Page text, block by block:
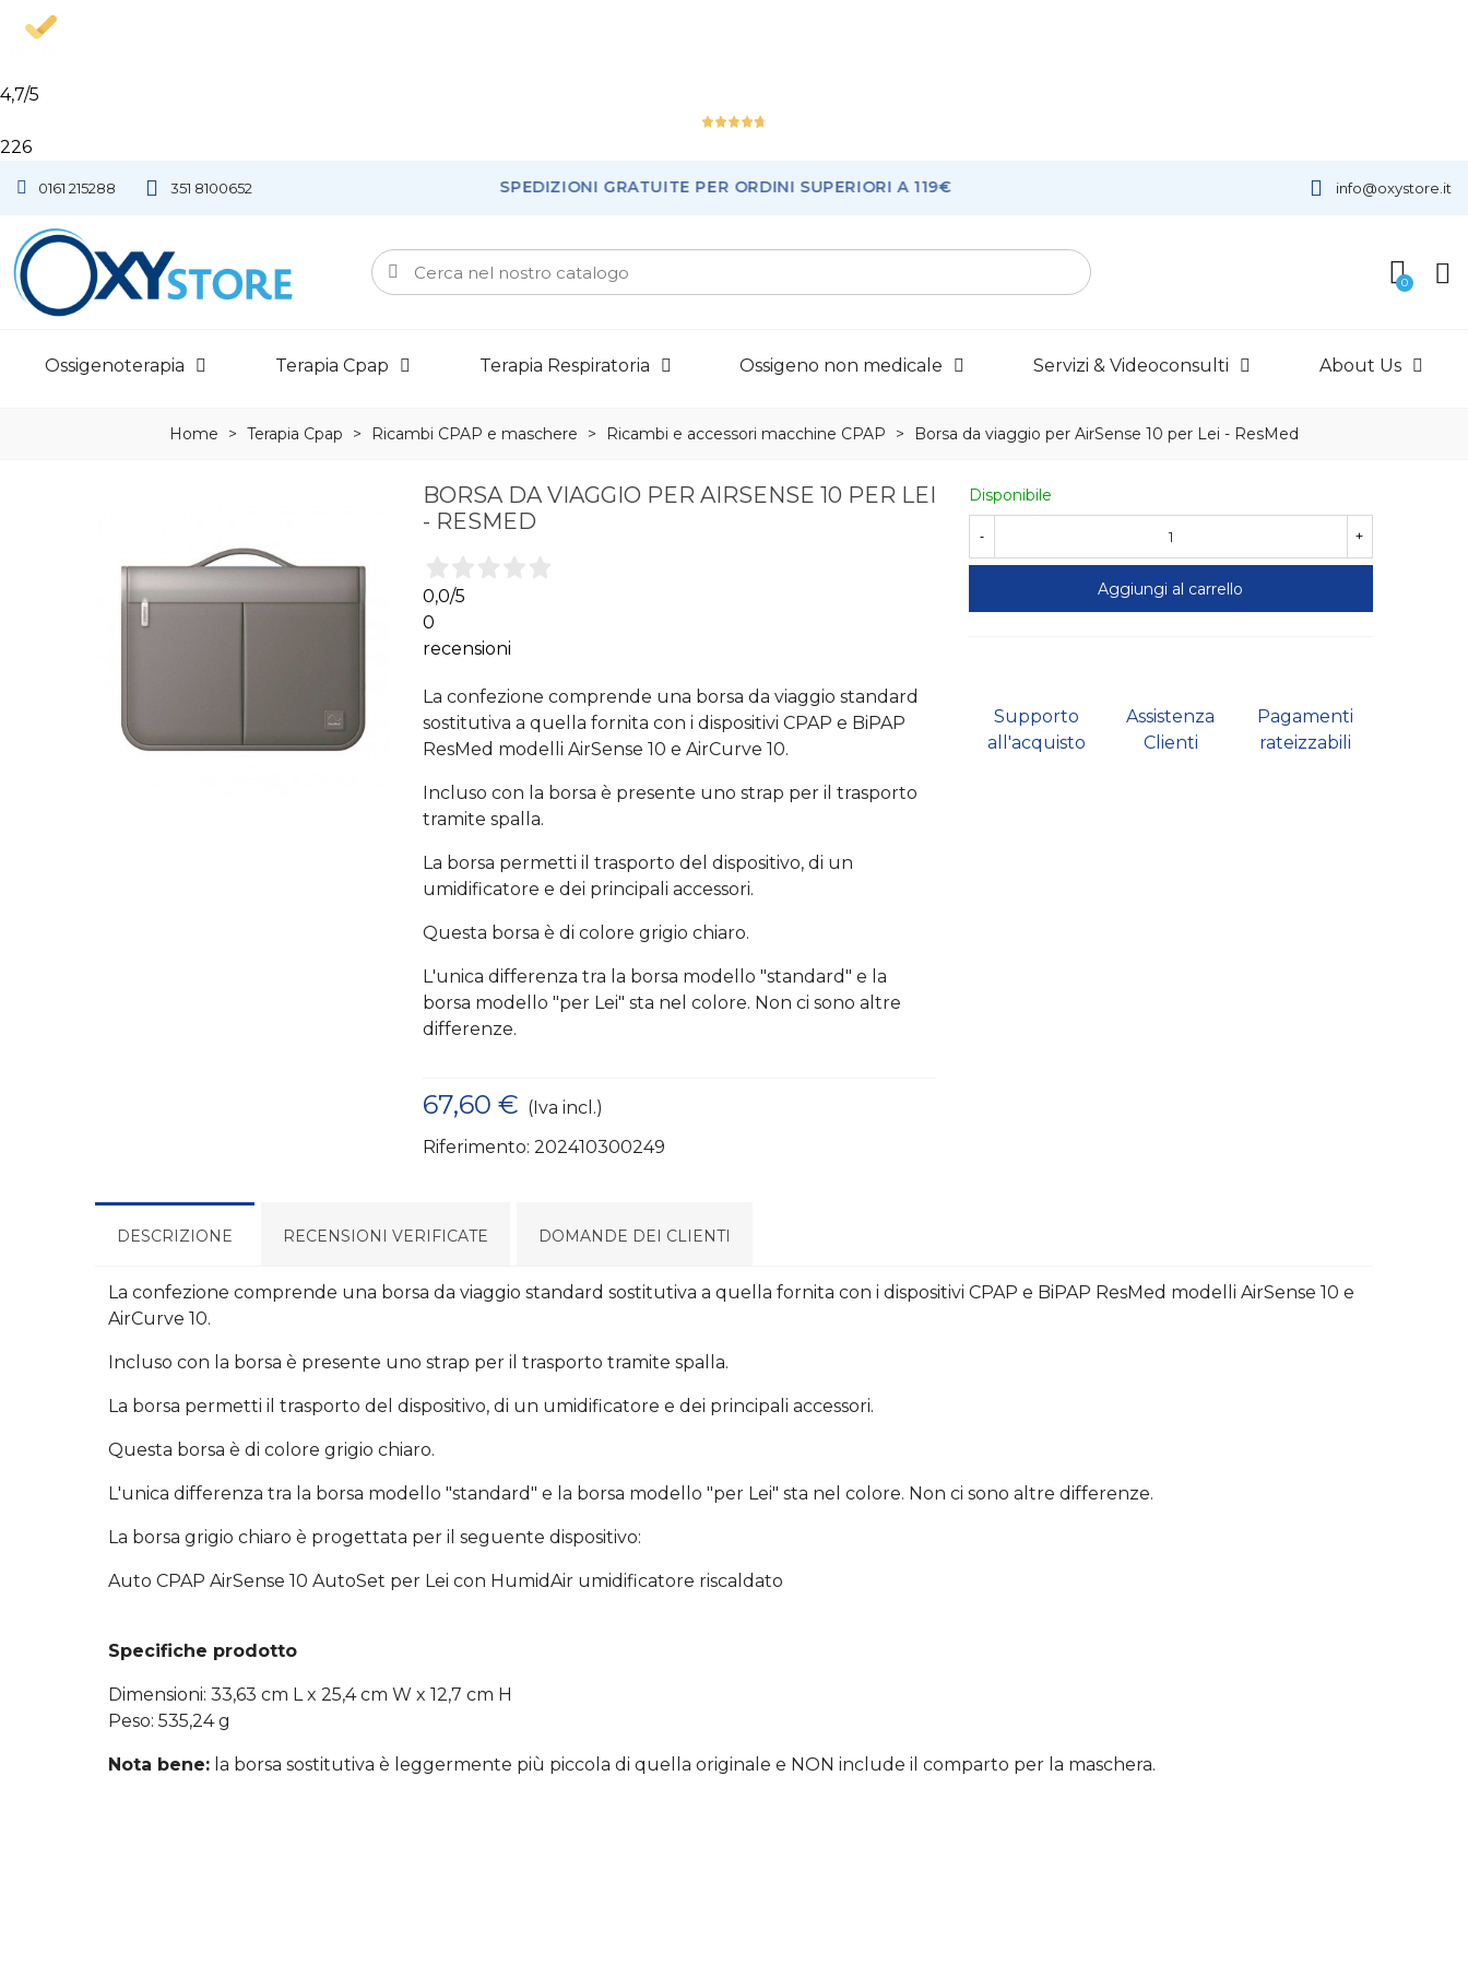
4,7/5
226
0161 215288 351 8100652 SPEDIZIONI GRATUITE PER ORDINI SUPERIORI A 119€
Ottimo
Recensioni
info@oxystore.it
Ossigenoterapia Terapia Cpap Terapia Respiratoria Ossigeno non medicale Servizi & Videoconsulti About Us
Home > Terapia Cpap > Ricambi CPAP e maschere > Ricambi e accessori macchine CPAP > Borsa da viaggio per AirSense 10 per Lei - ResMed
BORSA DA VIAGGIO PER AIRSENSE 10 PER LEI
- RESMED
0,0/5
0
recensioni
La confezione comprende una borsa da viaggio standard
sostitutiva a quella fornita con i dispositivi CPAP e BiPAP
ResMed modelli AirSense 10 e AirCurve 10.
Incluso con la borsa è presente uno strap per il trasporto
tramite spalla.
La borsa permetti il trasporto del dispositivo, di un
umidificatore e dei principali accessori.
Questa borsa è di colore grigio chiaro.
L'unica differenza tra la borsa modello "standard" e la
borsa modello "per Lei" sta nel colore. Non ci sono altre
differenze.
67,60 € (Iva incl.)
Riferimento: 202410300249
Disponibile
- +
Aggiungi al carrello
Supporto
all'acquisto
Assistenza
Clienti
Pagamenti
rateizzabili
DESCRIZIONE RECENSIONI VERIFICATE DOMANDE DEI CLIENTI
La confezione comprende una borsa da viaggio standard sostitutiva a quella fornita con i dispositivi CPAP e BiPAP ResMed modelli AirSense 10 e
AirCurve 10.
Incluso con la borsa è presente uno strap per il trasporto tramite spalla.
La borsa permetti il trasporto del dispositivo, di un umidificatore e dei principali accessori.
Questa borsa è di colore grigio chiaro.
L'unica differenza tra la borsa modello "standard" e la borsa modello "per Lei" sta nel colore. Non ci sono altre differenze.
La borsa grigio chiaro è progettata per il seguente dispositivo:
Auto CPAP AirSense 10 AutoSet per Lei con HumidAir umidificatore riscaldato
Specifiche prodotto
Dimensioni: 33,63 cm L x 25,4 cm W x 12,7 cm H
Peso: 535,24 g
Nota bene: la borsa sostitutiva è leggermente più piccola di quella originale e NON include il comparto per la maschera.